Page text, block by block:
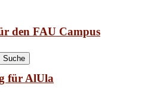
Suche
den FAU Campus
für AlUla